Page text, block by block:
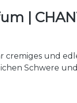
|
und
Schwere